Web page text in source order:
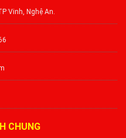
Vinh, Nghệ An.
CHUNG